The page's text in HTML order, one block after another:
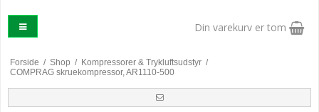
Din varekurv er tom
Forside / Shop / Kompressorer & Trykluftsudstyr /
COMPRAG skruekompressor, AR1110-500